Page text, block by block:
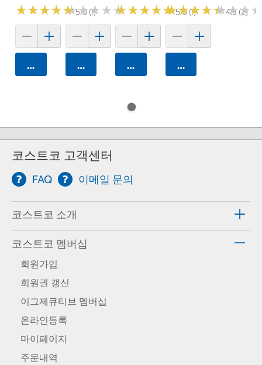
★★★★★
★★★★★5.0 (1)
카트에 담기
★★★★★
★★★★★
카트에 담기
★★★★★
★★★★★5.0 (1)
카트에 담기
★★★★★
★★★★★4.5 (2)
카트에 담기
★★★
★★★
코스트코 고객센터
FAQ 이메일 문의
코스트코 소개
코스트코 멤버십
회원가입
회원권 갱신
이그제큐티브 멤버십
온라인등록
마이페이지
주문내역